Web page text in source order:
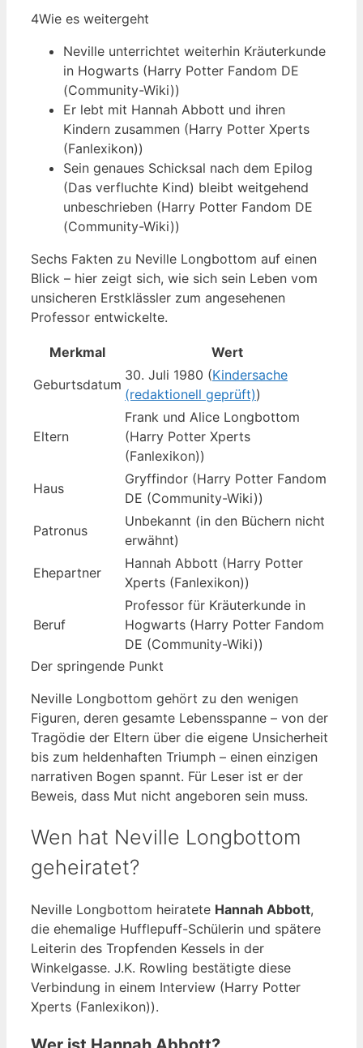
4Wie es weitergeht
Neville unterrichtet weiterhin Kräuterkunde
in Hogwarts (Harry Potter Fandom DE
(Community-Wiki))
Er lebt mit Hannah Abbott und ihren
Kindern zusammen (Harry Potter Xperts
(Fanlexikon))
Sein genaues Schicksal nach dem Epilog
(Das verfluchte Kind) bleibt weitgehend
unbeschrieben (Harry Potter Fandom DE
(Community-Wiki))
Sechs Fakten zu Neville Longbottom auf einen
Blick – hier zeigt sich, wie sich sein Leben vom
unsicheren Erstklässler zum angesehenen
Professor entwickelte.
Merkmal
Wert
Geburtsdatum
30. Juli 1980 (Kindersache
(redaktionell geprüft))
Eltern
Frank und Alice Longbottom
(Harry Potter Xperts
(Fanlexikon))
Haus
Gryffindor (Harry Potter Fandom
DE (Community-Wiki))
Patronus
Unbekannt (in den Büchern nicht
erwähnt)
Ehepartner
Hannah Abbott (Harry Potter
Xperts (Fanlexikon))
Beruf
Professor für Kräuterkunde in
Hogwarts (Harry Potter Fandom
DE (Community-Wiki))
Der springende Punkt
Neville Longbottom gehört zu den wenigen
Figuren, deren gesamte Lebensspanne – von der
Tragödie der Eltern über die eigene Unsicherheit
bis zum heldenhaften Triumph – einen einzigen
narrativen Bogen spannt. Für Leser ist er der
Beweis, dass Mut nicht angeboren sein muss.
Wen hat Neville Longbottom
geheiratet?
Neville Longbottom heiratete Hannah Abbott,
die ehemalige Hufflepuff-Schülerin und spätere
Leiterin des Tropfenden Kessels in der
Winkelgasse. J.K. Rowling bestätigte diese
Verbindung in einem Interview (Harry Potter
Xperts (Fanlexikon)).